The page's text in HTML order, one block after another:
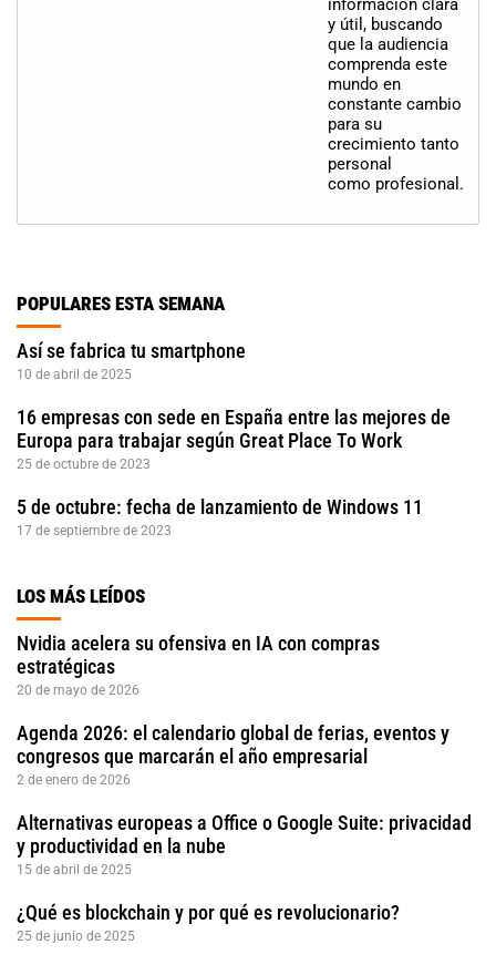
información clara
y útil, buscando
que la audiencia
comprenda este
mundo en
constante cambio
para su
crecimiento tanto
personal
como profesional.
POPULARES ESTA SEMANA
Así se fabrica tu smartphone
10 de abril de 2025
16 empresas con sede en España entre las mejores de
Europa para trabajar según Great Place To Work
25 de octubre de 2023
5 de octubre: fecha de lanzamiento de Windows 11
17 de septiembre de 2023
LOS MÁS LEÍDOS
Nvidia acelera su ofensiva en IA con compras
estratégicas
20 de mayo de 2026
Agenda 2026: el calendario global de ferias, eventos y
congresos que marcarán el año empresarial
2 de enero de 2026
Alternativas europeas a Office o Google Suite: privacidad
y productividad en la nube
15 de abril de 2025
¿Qué es blockchain y por qué es revolucionario?
25 de junio de 2025